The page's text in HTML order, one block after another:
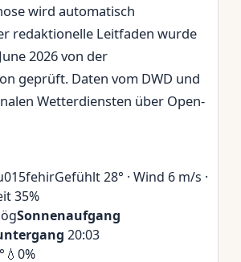
wird automatisch
redaktionelle Leitfaden wurde
2026 von der
geprüft. Daten vom DWD und
Wetterdiensten über Open-
Gefühlt 28° · Wind 6 m/s ·
35%
Sonnenaufgang
20:03
💧0%